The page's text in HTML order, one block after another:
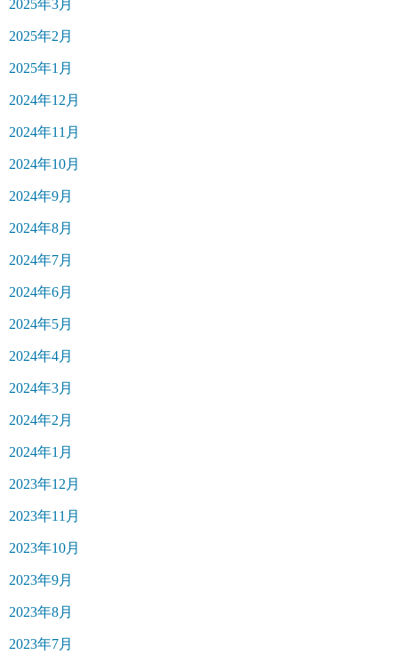
2025年3月
2025年2月
2025年1月
2024年12月
2024年11月
2024年10月
2024年9月
2024年8月
2024年7月
2024年6月
2024年5月
2024年4月
2024年3月
2024年2月
2024年1月
2023年12月
2023年11月
2023年10月
2023年9月
2023年8月
2023年7月